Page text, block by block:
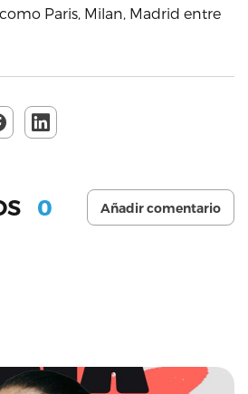
Paris, Milan, Madrid entre
0 Añadir comentario